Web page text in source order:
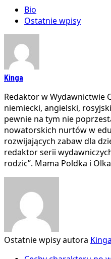
Bio
Ostatnie wpisy
Kinga
Redaktor w Wydawnictwie
niemiecki, angielski,
pewnie na tym nie
nowatorskich nurtów w
rozwijających zabaw dla
redaktor serii
rodzic”. Mama Poldka i
Ostatnie wpisy autora Kinga